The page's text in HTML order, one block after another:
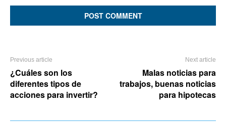
Previous article
¿Cuáles son los
diferentes tipos de
acciones para invertir?
Next article
Malas noticias para
trabajos, buenas noticias
para hipotecas